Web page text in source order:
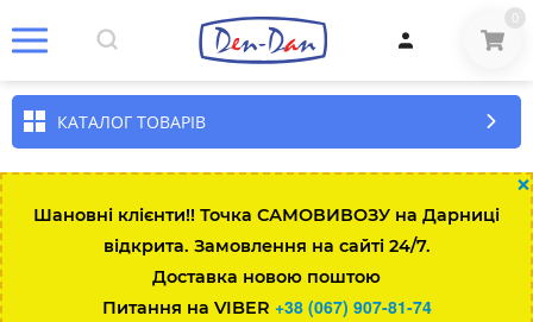
0
КАТАЛОГ ТОВАРІВ
×
Шановні клієнти!! Точка САМОВИВОЗУ на Дарниці
відкрита. Замовлення на сайті 24/7.
Доставка новою поштою
Питання на VIBER +38 (067) 907-81-74